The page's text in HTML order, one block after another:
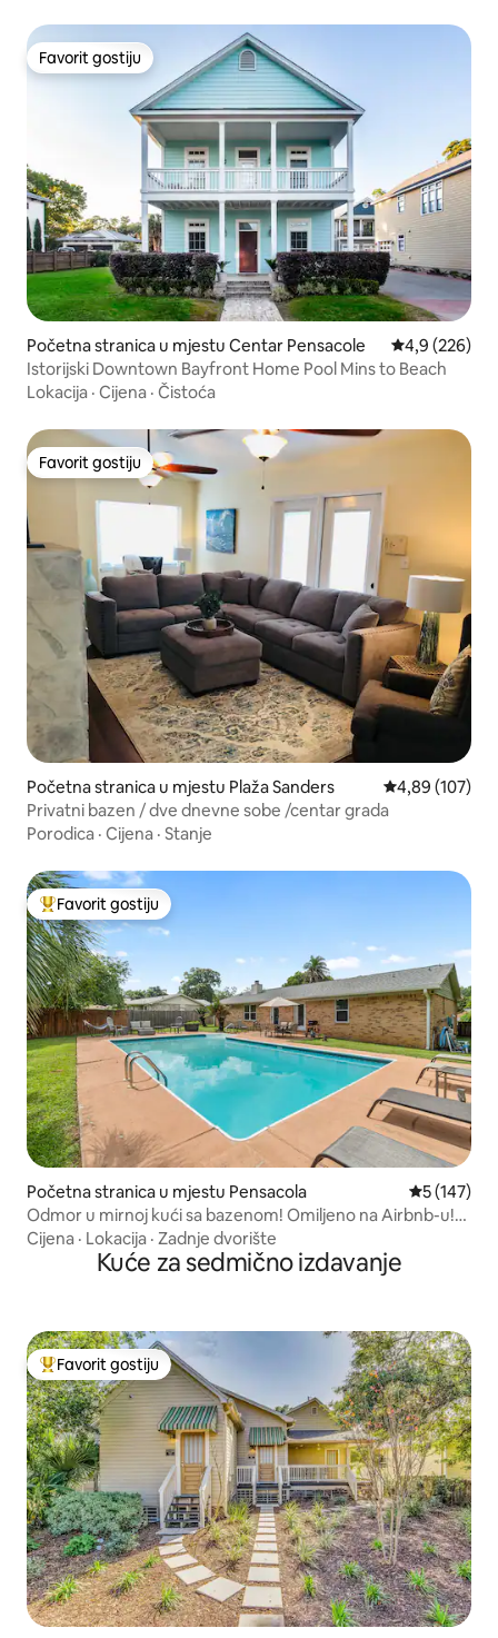
Favorit gostiju
Favorit gostiju
Početna stranica u mjestu Centar Pensacole prosječna
4,9 (226)
Istorijski Downtown Bayfront Home Pool Mins to Beach
Lokacija · Cijena · Čistoća
Favorit gostiju
Favorit gostiju
Početna stranica u mjestu Plaža Sanders prosječna
4,89 (107)
Privatni bazen / dve dnevne sobe /centar grada
Porodica · Cijena · Stanje
Glavni favorit gostiju
Favorit gostiju
Početna stranica u mjestu Pensacola prosječna
5 (147)
Odmor u mirnoj kući sa bazenom! Omiljeno na Airbnb-u!
NAJPOPULARNIJIH 1%
Cijena · Lokacija · Zadnje dvorište
Kuće za sedmično izdavanje
Glavni favorit gostiju
Favorit gostiju